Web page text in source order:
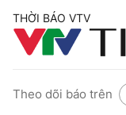
THỜI BÁO VTV
Theo dõi báo trên